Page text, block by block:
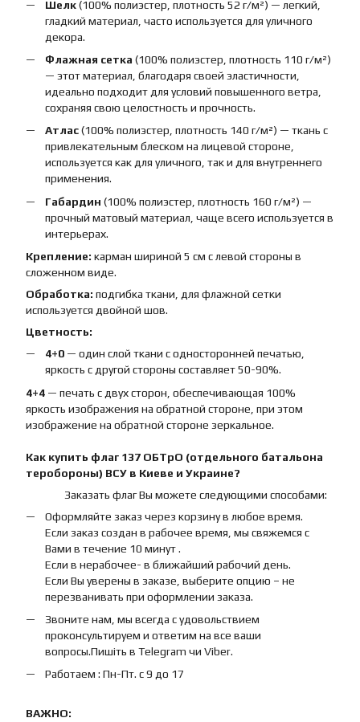
Шелк(100% полиэстер, плотность 52 г/м²) — легкий,
гладкий материал, часто используется для уличного
декора.
Флажная сетка (100% полиэстер, плотность 110 г/м²)
— этот материал, благодаря своей эластичности,
идеально подходит для условий повышенного ветра,
сохраняя свою целостность и прочность.
Атлас(100% полиэстер, плотность 140 г/м²) — ткань с
привлекательным блеском на лицевой стороне,
используется как для уличного, так и для внутреннего
применения.
Габардин (100% полиэстер, плотность 160 г/м²) —
прочный матовый материал, чаще всего используется в
интерьерах.
Крепление: карман шириной 5 см с левой стороны в
сложенном виде.
Обработка: подгибка ткани, для флажной сетки
используется двойной шов.
Цветность:
4+0 — один слой ткани с односторонней печатью,
яркость с другой стороны составляет 50-90%.
4+4 — печать с двух сторон, обеспечивающая 100%
яркость изображения на обратной стороне, при этом
изображение на обратной стороне зеркальное.
Как купить флаг 137 ОБТрО (отдельного батальона
теробороны) ВСУ в Киеве и Украине?
Заказать флаг Вы можете следующими способами:
Оформляйте заказ через корзину в любое время.
Если заказ создан в рабочее время, мы свяжемся с
Вами в течение 10 минут .
Если в нерабочее- в ближайший рабочий день.
Если Вы уверены в заказе, выберите опцию – не
перезванивать при оформлении заказа.
Звоните нам, мы всегда с удовольствием
проконсультируем и ответим на все ваши
вопросы.Пишіть в Telegram чи Viber.
Работаем : Пн-Пт. с 9 до 17
ВАЖНО: